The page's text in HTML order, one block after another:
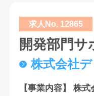
求人No. 12865
開発部門サ
株式会社
【事業内容】 株